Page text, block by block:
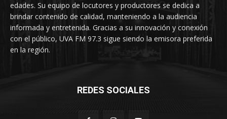
edades. Su equipo de locutores y productores se dedica a
brindar contenido de calidad, manteniendo a la audiencia
informada y entretenida. Gracias a su innovación y conexión
con el público, UVA FM 97.3 sigue siendo la emisora preferida
en la región.
REDES SOCIALES